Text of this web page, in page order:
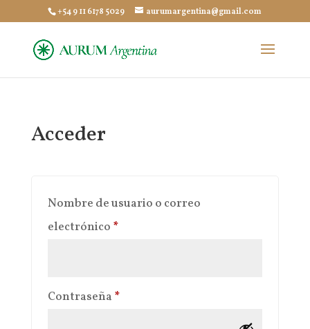
+54 9 11 6178 5029 aurumargentina@gmail.com
Acceder
Nombre de usuario o correo
electrónico *Obligatorio
Contraseña *Obligatorio